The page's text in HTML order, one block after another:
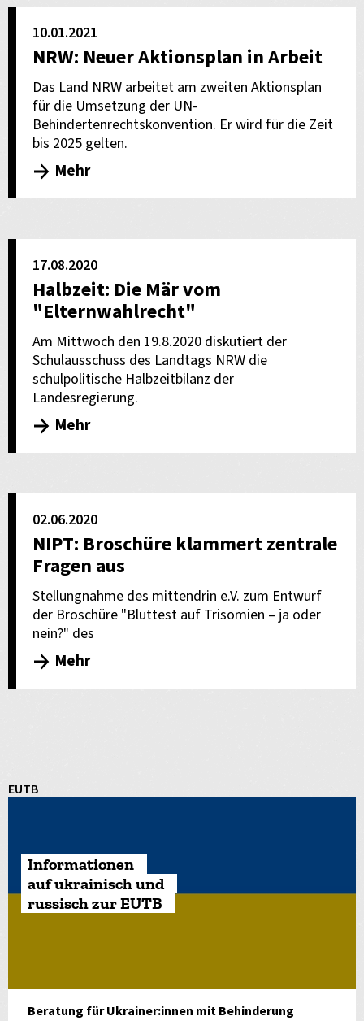
10.01.2021
NRW: Neuer Aktionsplan in Arbeit
Das Land NRW arbeitet am zweiten Aktionsplan
für die Umsetzung der UN-
Behindertenrechtskonvention. Er wird für die Zeit
bis 2025 gelten.
Mehr
17.08.2020
Halbzeit: Die Mär vom
"Elternwahlrecht"
Am Mittwoch den 19.8.2020 diskutiert der
Schulausschuss des Landtags NRW die
schulpolitische Halbzeitbilanz der
Landesregierung.
Mehr
02.06.2020
NIPT: Broschüre klammert zentrale
Fragen aus
Stellungnahme des mittendrin e.V. zum Entwurf
der Broschüre "Bluttest auf Trisomien – ja oder
nein?" des
Mehr
EUTB
Informationen
auf ukrainisch und
russisch zur EUTB
Beratung für Ukrainer:innen mit Behinderung